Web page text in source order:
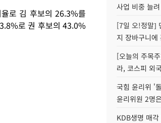
로 김 후보의 26.3%를
로 권 후보의 43.0%
사업 비중 늘
[7일 오!정말]
지 장바구니
[오늘의 주목
라, 코스피 외
국힘 윤리위 '
윤리위원 2명
KDB생명 매